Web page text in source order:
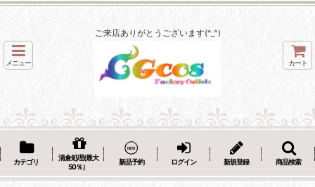
ご来店ありがとうございます(^_^)
メニュー カート
カテゴリ
清倉処理(最大
50％）
新品予約 ログイン 新規登録 商品検索